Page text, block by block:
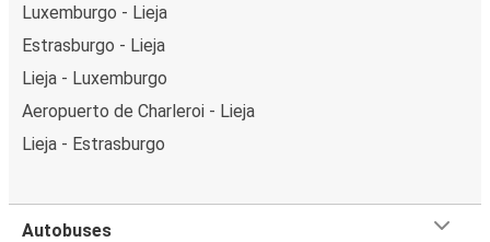
Luxemburgo - Lieja
Estrasburgo - Lieja
Lieja - Luxemburgo
Aeropuerto de Charleroi - Lieja
Lieja - Estrasburgo
Autobuses